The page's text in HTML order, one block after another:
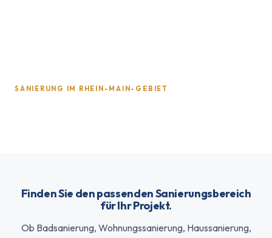
SANIERUNG IM RHEIN-MAIN-GEBIET
Finden Sie den passenden Sanierungsbereich
für Ihr Projekt.
Ob Badsanierung, Wohnungssanierung, Haussanierung,